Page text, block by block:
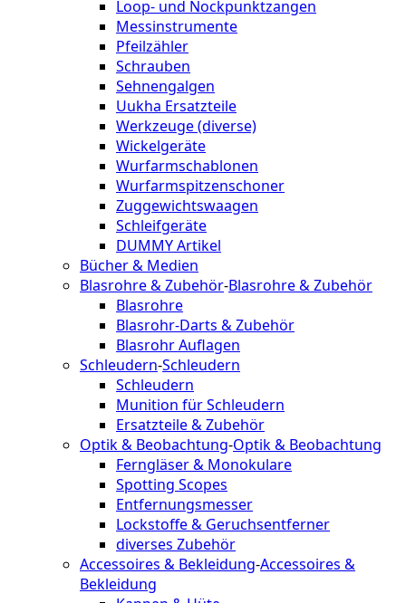
Loop- und Nockpunktzangen
Messinstrumente
Pfeilzähler
Schrauben
Sehnengalgen
Uukha Ersatzteile
Werkzeuge (diverse)
Wickelgeräte
Wurfarmschablonen
Wurfarmspitzenschoner
Zuggewichtswaagen
Schleifgeräte
DUMMY Artikel
Bücher & Medien
Blasrohre & Zubehör-Blasrohre & Zubehör
Blasrohre
Blasrohr-Darts & Zubehör
Blasrohr Auflagen
Schleudern-Schleudern
Schleudern
Munition für Schleudern
Ersatzteile & Zubehör
Optik & Beobachtung-Optik & Beobachtung
Ferngläser & Monokulare
Spotting Scopes
Entfernungsmesser
Lockstoffe & Geruchsentferner
diverses Zubehör
Accessoires & Bekleidung-Accessoires &
Bekleidung